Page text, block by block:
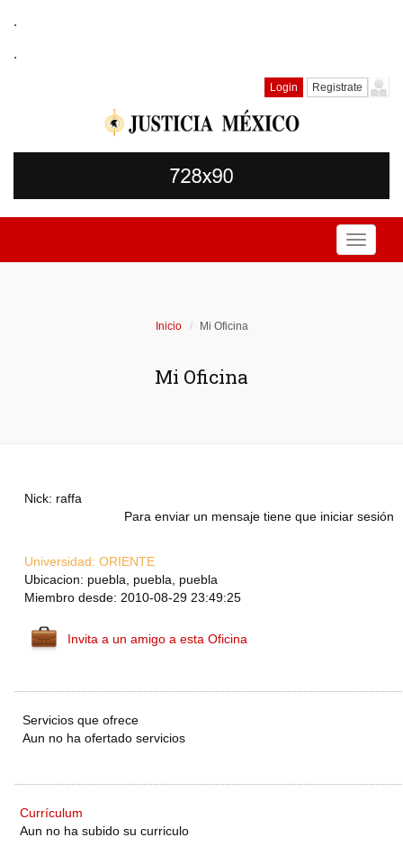
.
.
Login Registrate
Toggle
Inicio Mi Oficina
Mi Oficina
Nick: raffa
Para enviar un mensaje tiene que iniciar sesión
Universidad: ORIENTE
Ubicacion: puebla, puebla, puebla
Miembro desde: 2010-08-29 23:49:25
Invita a un amigo a esta Oficina
Servicios que ofrece
Aun no ha ofertado servicios
Currículum
Aun no ha subido su curriculo